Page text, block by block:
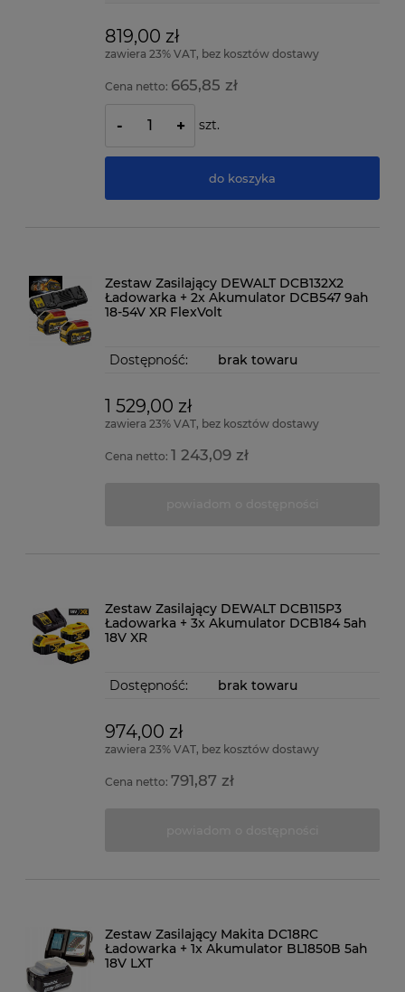
819,00 zł
zawiera 23% VAT, bez kosztów dostawy
Cena netto: 665,85 zł
- + szt.
do koszyka
Zestaw Zasilający DEWALT DCB132X2
Ładowarka + 2x Akumulator DCB547 9ah
18-54V XR FlexVolt
Dostępność: brak towaru
1 529,00 zł
zawiera 23% VAT, bez kosztów dostawy
Cena netto:1 243,09 zł
Zestaw Zasilający DEWALT DCB115P3
Ładowarka + 3x Akumulator DCB184 5ah
18V XR
Dostępność: brak towaru
974,00 zł
zawiera 23% VAT, bez kosztów dostawy
Cena netto:791,87 zł
Zestaw Zasilający Makita DC18RC
Ładowarka + 1x Akumulator BL1850B 5ah
18V LXT